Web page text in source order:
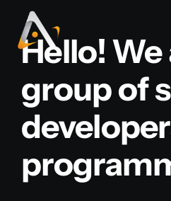
para
Produtos
Informativo
Hello! We
group of